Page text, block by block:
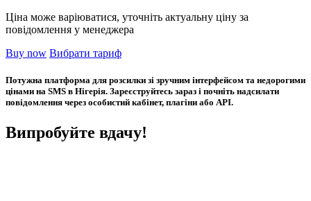
Ціна може варіюватися, уточніть актуальну ціну за
повідомлення у менеджера
Buy now Вибрати тариф
Потужна платформа для розсилки зі зручним інтерфейсом та недорогими
цінами на SMS в Нігерія. Зареєструйтесь зараз і почніть надсилати
повідомлення через особистий кабінет, плагіни або API.
Випробуйте вдачу!